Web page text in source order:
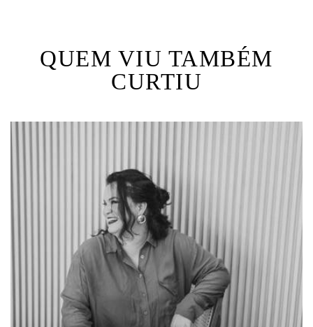
QUEM VIU TAMBÉM
CURTIU